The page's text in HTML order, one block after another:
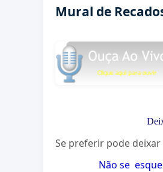
Mural de
Deixe o seu
Se preferir pode
Não se esqueça